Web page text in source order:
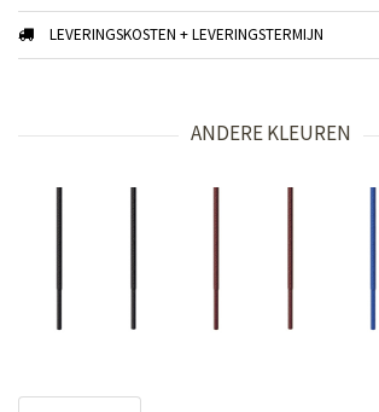
LEVERINGSKOSTEN + LEVERINGSTERMIJN
ANDERE KLEUREN